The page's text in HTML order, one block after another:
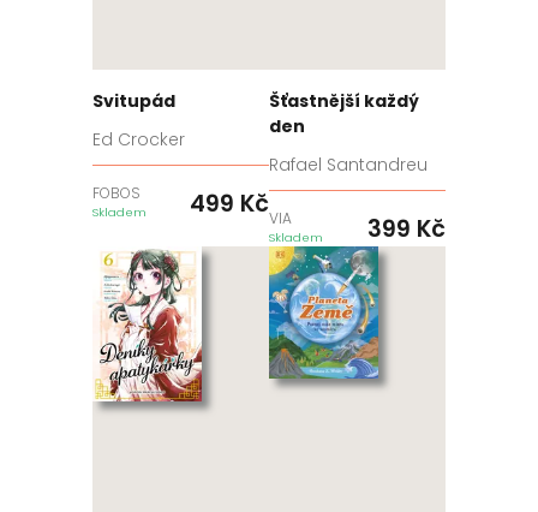
Svitupád
Ed Crocker
FOBOS
Skladem 499 Kč
Šťastnější každý
den
Rafael Santandreu
VIA
Skladem 399 Kč